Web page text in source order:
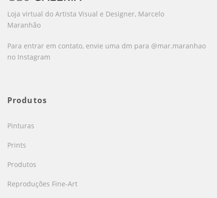
Loja virtual do Artista Visual e Designer, Marcelo
Maranhão
Para entrar em contato, envie uma dm para @mar.maranhao
no Instagram
Produtos
Pinturas
Prints
Produtos
Reproduções Fine-Art